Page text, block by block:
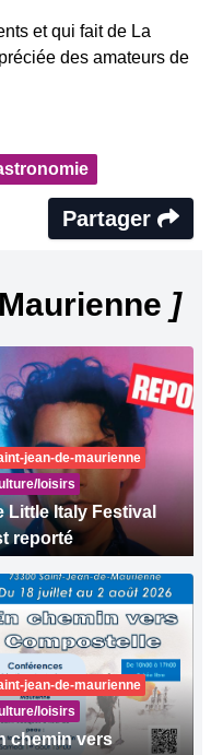
et qui fait de La
des amateurs de
Partager
]
jean-de-maurienne
loisirs
Little Italy Festival
reporté
jean-de-maurienne
loisirs
chemin vers